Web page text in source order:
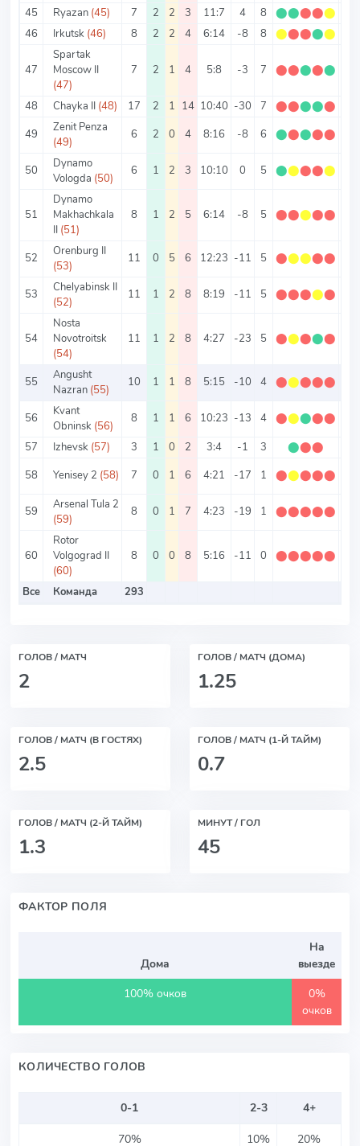
45
Ryazan (45) 7 2 2 3 11:7 4 8 ⬤⬤⬤⬤⬤
46
Irkutsk (46) 8 2 2 4 6:14 -8 8 ⬤⬤⬤⬤⬤
47
Spartak
Moscow II
(47)
7 2 1 4 5:8 -3 7 ⬤⬤⬤⬤⬤
48 Chayka II (48) 17 2 1 14 10:40 -30 7 ⬤⬤⬤⬤⬤
49
Zenit Penza
(49)
6 2 0 4 8:16 -8 6 ⬤⬤⬤⬤⬤
50
Dynamo
Vologda (50)
6 1 2 3 10:10 0 5 ⬤⬤⬤⬤⬤
51
Dynamo
Makhachkala
II (51)
8 1 2 5 6:14 -8 5 ⬤⬤⬤⬤⬤
52
Orenburg II
(53)
11 0 5 6 12:23 -11 5 ⬤⬤⬤⬤⬤
53
Chelyabinsk II
(52)
11 1 2 8 8:19 -11 5 ⬤⬤⬤⬤⬤
54
Nosta
Novotroitsk
(54)
11 1 2 8 4:27 -23 5 ⬤⬤⬤⬤⬤
55
Angusht
Nazran (55)
10 1 1 8 5:15 -10 4 ⬤⬤⬤⬤⬤
56
Kvant
Obninsk (56)
8 1 1 6 10:23 -13 4 ⬤⬤⬤⬤⬤
57
Izhevsk (57) 3 1 0 2 3:4 -1 3 ⬤⬤⬤
58
Yenisey 2 (58) 7 0 1 6 4:21 -17 1 ⬤⬤⬤⬤⬤
59
Arsenal Tula 2
(59)
8 0 1 7 4:23 -19 1 ⬤⬤⬤⬤⬤
60
Rotor
Volgograd II
(60)
8 0 0 8 5:16 -11 0 ⬤⬤⬤⬤⬤
Все Команда 293
ГОЛОВ / МАТЧ
2
ГОЛОВ / МАТЧ (ДОМА)
1.25
ГОЛОВ / МАТЧ (В ГОСТЯХ)
2.5
ГОЛОВ / МАТЧ (1-Й ТАЙМ)
0.7
ГОЛОВ / МАТЧ (2-Й ТАЙМ)
1.3
МИНУТ / ГОЛ
45
ФАКТОР ПОЛЯ
Дома
На
выезде
100% очков
0%
очков
КОЛИЧЕСТВО ГОЛОВ
0-1 2-3
4+
70%
10% 20%